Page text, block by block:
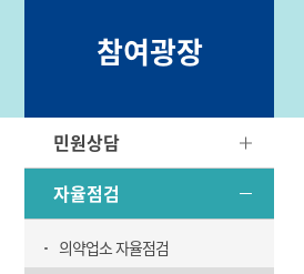
참여광장
민원상담
자율점검
의약업소 자율점검